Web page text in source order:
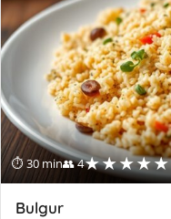
⏱ 30 min👥 4★★★★★
Bulgur